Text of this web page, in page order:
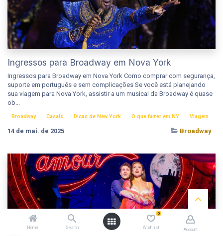
Home Search
0
Wishlist Account
Ingressos para Broadway em Nova York
Ingressos para Broadway em Nova York Como comprar com segurança,
suporte em português e sem complicações Se você está planejando
sua viagem para Nova York, assistir a um musical da Broadway é quase
ob...
Broadway Casais Dicas de New York O que fazer em NY Viagem
14 de mai. de 2025 Broadway